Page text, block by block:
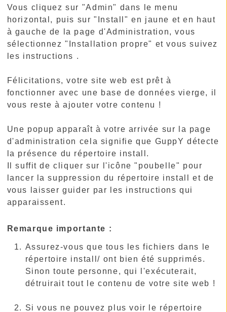
Vous cliquez sur "Admin" dans le menu
horizontal, puis sur "Install" en jaune et en haut
à gauche de la page d'Administration, vous
sélectionnez "Installation propre" et vous suivez
les instructions .
Félicitations, votre site web est prêt à
fonctionner avec une base de données vierge, il
vous reste à ajouter votre contenu !
Une popup apparaît à votre arrivée sur la page
d'administration cela signifie que GuppY détecte
la présence du répertoire install.
Il suffit de cliquer sur l'icône "poubelle" pour
lancer la suppression du répertoire install et de
vous laisser guider par les instructions qui
apparaissent.
Remarque importante :
Assurez-vous que tous les fichiers dans le
répertoire install/ ont bien été supprimés.
Sinon toute personne, qui l'exécuterait,
détruirait tout le contenu de votre site web !
Si vous ne pouvez plus voir le répertoire